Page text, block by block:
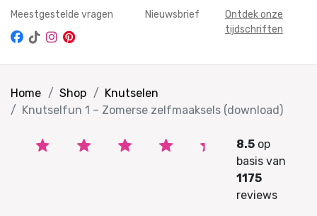
Meestgestelde vragen Nieuwsbrief
Ontdek onze
tijdschriften
Home Shop
Knutselen
Knutselfun 1 – Zomerse zelfmaaksels (download)
8.5op
basis van
1175
reviews